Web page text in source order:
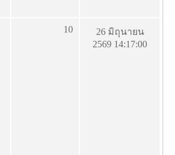
10
26 มิถุนายน
2569 14:17:00